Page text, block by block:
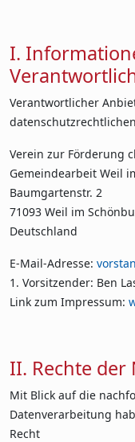
I.
Verantwortlicher
Verein zur Förderung
Gemeindearbeit Weil
Baumgartenstr. 2
71093 Weil im
Deutschland
E-Mail-Adresse:
1. Vorsitzender: Ben
Link zum Impressum:
II. Rechte
Mit Blick auf die
Datenverarbeitung
Recht